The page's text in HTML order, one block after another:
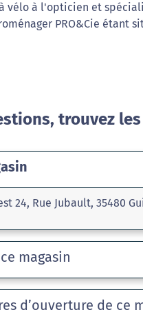
vélo à l'opticien et
PRO&Cie étant
trouvez
24, Rue Jubault, 35480
magasin
d’ouverture de ce